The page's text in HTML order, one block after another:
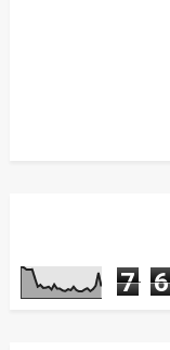
7 6